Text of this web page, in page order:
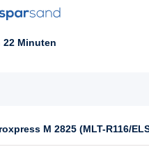
22 Minuten
M 2825 (MLT-R116/